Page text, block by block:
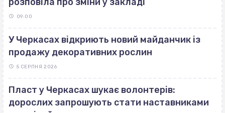
09:00
У Черкасах відкриють новий майданчик із
продажу декоративних рослин
5 СЕРПНЯ 2026
Пласт у Черкасах шукає волонтерів:
дорослих запрошують стати наставниками